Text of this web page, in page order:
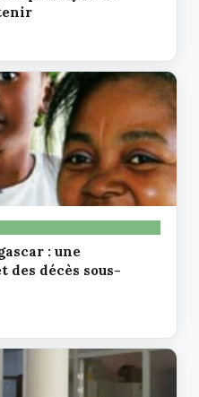
: une
des décès sous-